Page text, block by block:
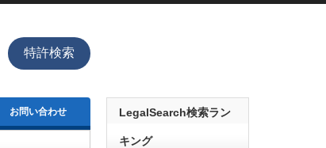
特許検索
お問い合わせ LegalSearch検索ラン
キング